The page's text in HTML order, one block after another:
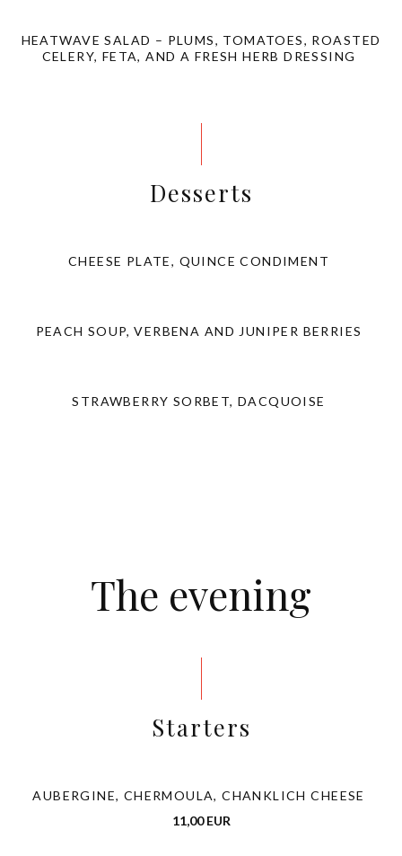
HEATWAVE SALAD – PLUMS, TOMATOES, ROASTED
CELERY, FETA, AND A FRESH HERB DRESSING
Desserts
CHEESE PLATE, QUINCE CONDIMENT
PEACH SOUP, VERBENA AND JUNIPER BERRIES
STRAWBERRY SORBET, DACQUOISE
The evening
Starters
AUBERGINE, CHERMOULA, CHANKLICH CHEESE
11,00 EUR